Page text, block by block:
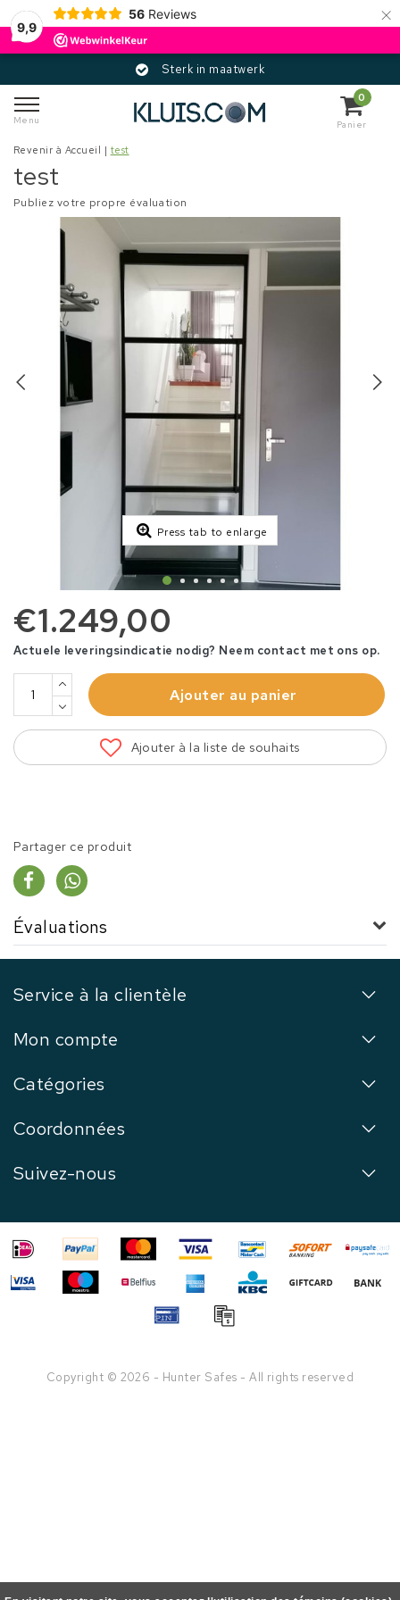
9,9
56 Reviews ×
Sterk in maatwerk
Menu
0
Panier
Revenir à Accueil | test
test
Publiez votre propre évaluation
Press tab to enlarge
€1.249,00
Actuele leveringsindicatie nodig? Neem contact met ons op.
Ajouter au panier
Ajouter à la liste de souhaits
Partager ce produit
Évaluations
Service à la clientèle
Mon compte
Catégories
Coordonnées
Suivez-nous
Copyright © 2026 - Hunter Safes - All rights reserved